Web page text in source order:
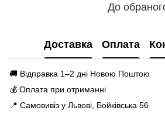
До
Доставка Оплата
🚚 Відправка 1–2 дні Новою Поштою
💰 Оплата при отриманні
📍 Самовивіз у Львові, Бойківська 56